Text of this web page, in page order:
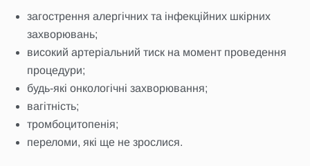
загострення алергічних та інфекційних шкірних
захворювань;
високий артеріальний тиск на момент проведення
процедури;
будь-які онкологічні захворювання;
вагітність;
тромбоцитопенія;
переломи, які ще не зрослися.